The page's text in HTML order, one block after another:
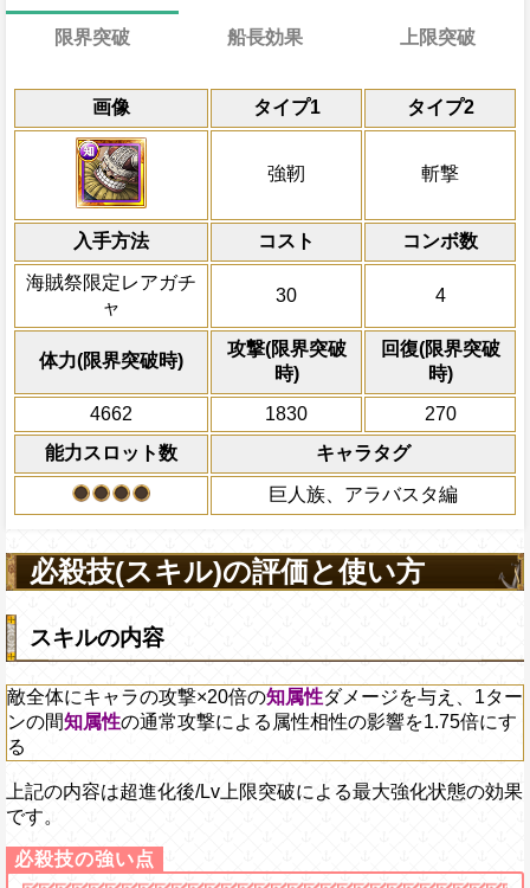
画像 タイプ1 タイプ2
強靭 斬撃
入手方法 コスト コンボ数
海賊祭限定レアガチ
ャ
30 4
体力(限界突破時)
攻撃(限界突破
時)
回復(限界突破
時)
4662
1830
270
能力スロット数
キャラタグ
巨人族、アラバスタ編
13→13ターン
限界突破
通常時
敵全体にキャラの攻撃×20倍の知属性
にする
上限突破
共闘性能
船長効果
冒険開始時の必殺タ
キャラの攻撃を
にし、他の属性キャ
必殺技
ターン数：12
全てのスロットを自
換し、一味の必殺タ
利効果を1ターン延長
アクション
2ターンの間敵全体
を30%下げ、斬撃タ
げる
限界突破
習得する効果
心属性から受けるダメージを5%減
知属性から受けるダメージを5%減
船長効果
知属性の攻撃を2.5倍、体力を1.2倍にする
Lv上限突破
上限突破
レベル上限突破
Lv1
最大Lv.105
Lv2
最大Lv.110
アップLv.6、ダメージを与えた時、
仲間の攻撃アップLv.2、一味に[ド
突タイプの敵の攻撃ダウンLv.5、防
Lv3
最大Lv.120
最大Lv.130
海賊祭必殺技：横大範囲の敵に攻
ジを与え、残り時間が60秒以下の
ダメージを与え、一味に[ドリー]が
敵の攻撃ダウンLv.10(15秒)、速度
最大Lv.150
海賊祭耐性：必殺封じを回避、
メージを35%軽減する
必殺技(スキル)の評価と使い方
スキルの内容
敵全体にキャラの攻撃×20倍の知属性ダメージを与え、1ター
ンの間知属性の通常攻撃による属性相性の影響を1.75倍にす
る
上記の内容は超進化後/Lv上限突破による最大強化状態の効果
です。